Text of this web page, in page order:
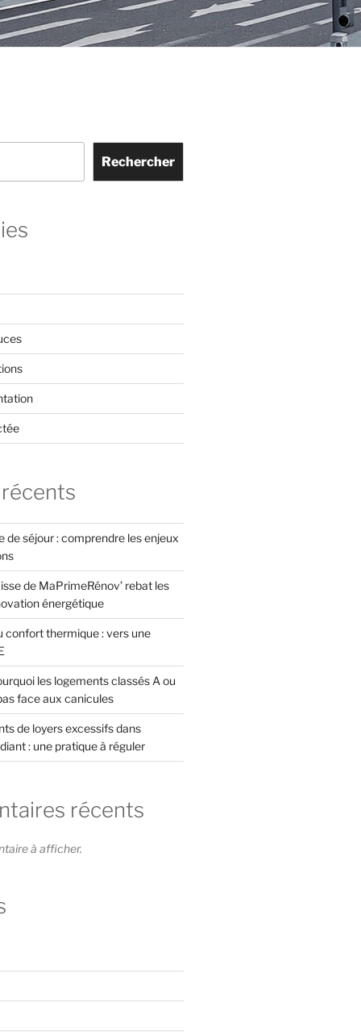
Rechercher
de séjour : comprendre les enjeux
de MaPrimeRénov’ rebat les
énergétique
confort thermique : vers une
les logements classés A ou
face aux canicules
de loyers excessifs dans
: une pratique à réguler
récents
à afficher.